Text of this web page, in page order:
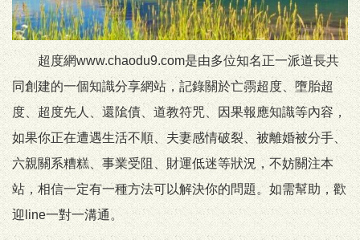
超度網www.chaodu9.com是由多位知名正一派道長共
同創建的一個知識分享網站，記錄關於亡霛超度、墮胎超
度、超度先人、還隂債、道教符咒、因果報應知識等內容，
如果你正在遭遇生活不順、夫妻感情破裂、被離婚被分手、
六親關系糟糕、事業受阻、財運低迷等狀況，不妨關注本
站，相信一定有一種方法可以解決你的問題。如需幫助，歡
迎line一對一溝通。